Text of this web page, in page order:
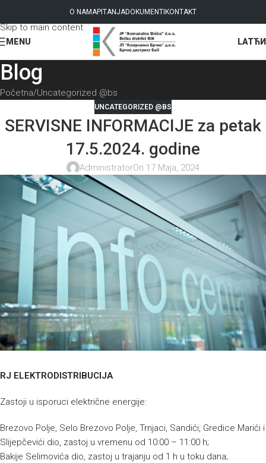
Skip to navigation
Skip to main content
O NAMAPITANJADOKUMENTI KONTAKT
MENU LAT
Blog
Početna Uncategorized @bs
UNCATEGORIZED @BS
SERVISNE INFORMACIJE za petak
17.5.2024. godine
AdministratorOn 17 Maja, 2024
RJ ELEKTRODISTRIBUCIJA
Zastoji u isporuci električne energije:
Brezovo Polje, Selo Brezovo Polje, Trnjaci, Sandići, Gredice Marići i
Slijepčevići dio, zastoj u vremenu od 10:00 – 11:00 h;
Bakije Selimovića dio, zastoj u trajanju od 1 h u toku dana;